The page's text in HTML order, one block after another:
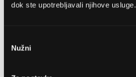
dok ste upotrebljavali njihove usluge.
pristanka
Nužni